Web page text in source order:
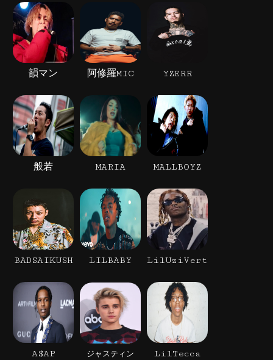
韻マン 阿修羅MIC YZERR
般若 MARIA MALLBOYZ
BADSAIKUSH LILBABY LilUziVert
A$AP ジャスティン LilTecca